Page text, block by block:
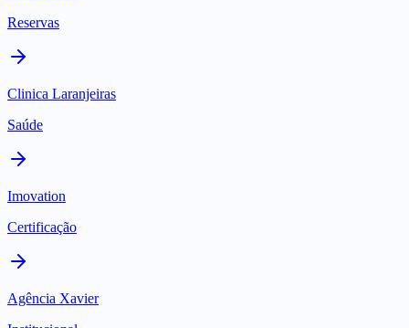
Reservas
Clinica Laranjeiras
Saúde
Imovation
Certificação
Agência Xavier